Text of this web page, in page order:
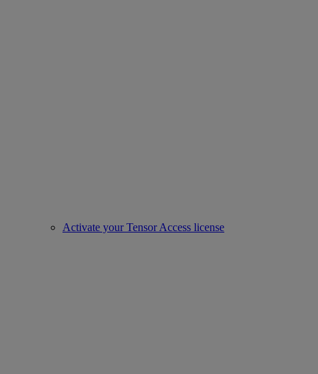
Activate your Tensor Access license